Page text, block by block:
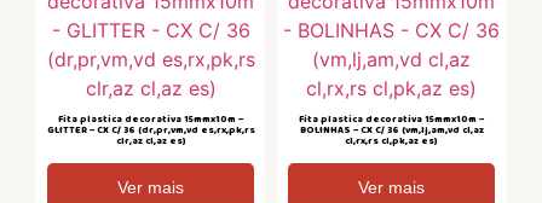
Fita plastica decorativa 15mmx10m –
GLITTER – CX C/ 36 (dr,pr,vm,vd es,rx,pk,rs
clr,az cl,az es)
Ver mais
Fita plastica decorativa 15mmx10m –
BOLINHAS – CX C/ 36 (vm,lj,am,vd cl,az
cl,rx,rs cl,pk,az es)
Ver mais